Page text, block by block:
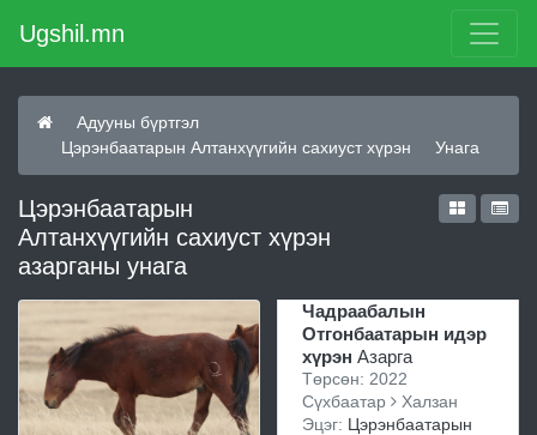
Ugshil.mn
Адууны бүртгэл
Цэрэнбаатарын Алтанхүүгийн сахиуст хүрэн
Унага
Цэрэнбаатарын
Алтанхүүгийн сахиуст хүрэн
азарганы унага
Чадраабалын
Отгонбаатарын идэр
хүрэн Азарга
Төрсөн: 2022
Сүхбаатар
Халзан
Эцэг: Цэрэнбаатарын